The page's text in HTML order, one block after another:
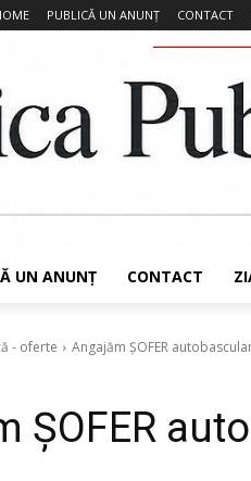
PUBLICĂ UN ANUNȚ CONTACT
UN ANUNȚ CONTACT
- oferte Angajăm ȘOFER
ȘOFER